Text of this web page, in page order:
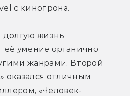
с кинотрона.
долгую жизнь
её умение органично
жанрами. Второй
оказался отличным
«Человек-